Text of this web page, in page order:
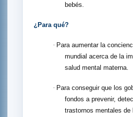
bebés.
¿Para qué?
· Para aumentar la
mundial acerca de la
salud mental materna.
· Para conseguir que los
fondos a prevenir,
trastornos mentales de